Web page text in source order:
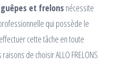
et frelons nécessite
qui possède le
cette tâche en toute
de choisir ALLO FRELONS